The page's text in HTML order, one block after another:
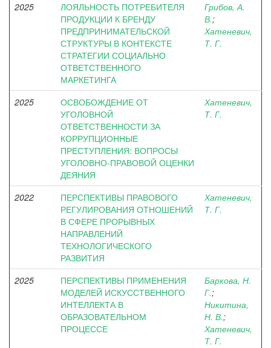
2025
ЛОЯЛЬНОСТЬ ПОТРЕБИТЕЛЯ
ПРОДУКЦИИ К БРЕНДУ
ПРЕДПРИНИМАТЕЛЬСКОЙ
СТРУКТУРЫ В КОНТЕКСТЕ
СТРАТЕГИИ СОЦИАЛЬНО
ОТВЕТСТВЕННОГО
МАРКЕТИНГА
Грибов, А.
В.;
Хатеневич,
Т. Г.
2025
ОСВОБОЖДЕНИЕ ОТ
УГОЛОВНОЙ
ОТВЕТСТВЕННОСТИ ЗА
КОРРУПЦИОННЫЕ
ПРЕСТУПЛЕНИЯ: ВОПРОСЫ
УГОЛОВНО-ПРАВОВОЙ ОЦЕНКИ
ДЕЯНИЯ
Хатеневич,
Т. Г.
2022
ПЕРСПЕКТИВЫ ПРАВОВОГО
РЕГУЛИРОВАНИЯ ОТНОШЕНИЙ
В СФЕРЕ ПРОРЫВНЫХ
НАПРАВЛЕНИЙ
ТЕХНОЛОГИЧЕСКОГО
РАЗВИТИЯ
Хатеневич,
Т. Г.
2025
ПЕРСПЕКТИВЫ ПРИМЕНЕНИЯ
МОДЕЛЕЙ ИСКУССТВЕННОГО
ИНТЕЛЛЕКТА В
ОБРАЗОВАТЕЛЬНОМ
ПРОЦЕССЕ
Баркова, Н.
Г.;
Никитина,
Н. В.;
Хатеневич,
Т. Г.